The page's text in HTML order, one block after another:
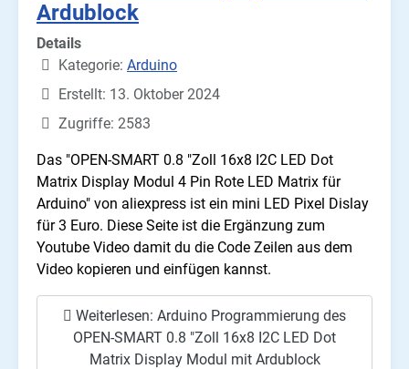
Ardublock
Details
Kategorie: Arduino
Erstellt: 13. Oktober 2024
Zugriffe: 2583
Das "OPEN-SMART 0.8 "Zoll 16x8 I2C LED Dot
Matrix Display Modul 4 Pin Rote LED Matrix für
Arduino" von aliexpress ist ein mini LED Pixel Dislay
für 3 Euro. Diese Seite ist die Ergänzung zum
Youtube Video damit du die Code Zeilen aus dem
Video kopieren und einfügen kannst.
Weiterlesen: Arduino Programmierung des
OPEN-SMART 0.8 "Zoll 16x8 I2C LED Dot
Matrix Display Modul mit Ardublock